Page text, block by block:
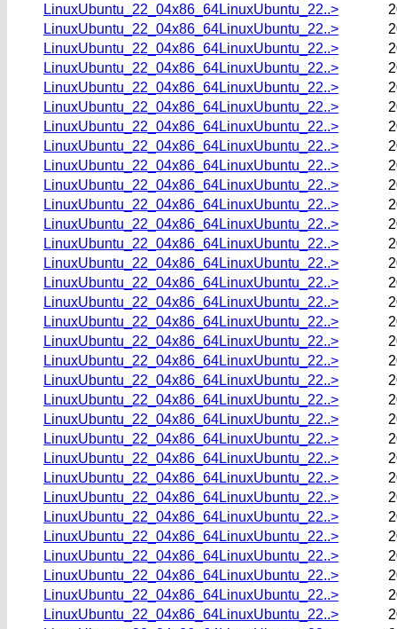
LinuxUbuntu_22_04x86_64LinuxUbuntu_22..>
LinuxUbuntu_22_04x86_64LinuxUbuntu_22..>
LinuxUbuntu_22_04x86_64LinuxUbuntu_22..>
LinuxUbuntu_22_04x86_64LinuxUbuntu_22..>
LinuxUbuntu_22_04x86_64LinuxUbuntu_22..>
LinuxUbuntu_22_04x86_64LinuxUbuntu_22..>
LinuxUbuntu_22_04x86_64LinuxUbuntu_22..>
LinuxUbuntu_22_04x86_64LinuxUbuntu_22..>
LinuxUbuntu_22_04x86_64LinuxUbuntu_22..>
LinuxUbuntu_22_04x86_64LinuxUbuntu_22..>
LinuxUbuntu_22_04x86_64LinuxUbuntu_22..>
LinuxUbuntu_22_04x86_64LinuxUbuntu_22..>
LinuxUbuntu_22_04x86_64LinuxUbuntu_22..>
LinuxUbuntu_22_04x86_64LinuxUbuntu_22..>
LinuxUbuntu_22_04x86_64LinuxUbuntu_22..>
LinuxUbuntu_22_04x86_64LinuxUbuntu_22..>
LinuxUbuntu_22_04x86_64LinuxUbuntu_22..>
LinuxUbuntu_22_04x86_64LinuxUbuntu_22..>
LinuxUbuntu_22_04x86_64LinuxUbuntu_22..>
LinuxUbuntu_22_04x86_64LinuxUbuntu_22..>
LinuxUbuntu_22_04x86_64LinuxUbuntu_22..>
LinuxUbuntu_22_04x86_64LinuxUbuntu_22..>
LinuxUbuntu_22_04x86_64LinuxUbuntu_22..>
LinuxUbuntu_22_04x86_64LinuxUbuntu_22..>
LinuxUbuntu_22_04x86_64LinuxUbuntu_22..>
LinuxUbuntu_22_04x86_64LinuxUbuntu_22..>
LinuxUbuntu_22_04x86_64LinuxUbuntu_22..>
LinuxUbuntu_22_04x86_64LinuxUbuntu_22..>
LinuxUbuntu_22_04x86_64LinuxUbuntu_22..>
LinuxUbuntu_22_04x86_64LinuxUbuntu_22..>
LinuxUbuntu_22_04x86_64LinuxUbuntu_22..>
LinuxUbuntu_22_04x86_64LinuxUbuntu_22..>